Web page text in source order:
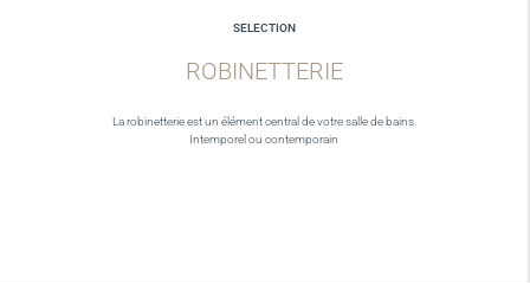
SELECTION
ROBINETTERIE
La robinetterie est un élément central de votre salle de bains.
Intemporel ou contemporain